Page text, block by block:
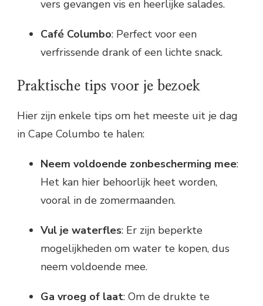
vers gevangen vis en heerlijke salades.
Café Columbo: Perfect voor een
verfrissende drank of een lichte snack.
Praktische tips voor je bezoek
Hier zijn enkele tips om het meeste uit je dag
in Cape Columbo te halen:
Neem voldoende zonbescherming mee:
Het kan hier behoorlijk heet worden,
vooral in de zomermaanden.
Vul je waterfles: Er zijn beperkte
mogelijkheden om water te kopen, dus
neem voldoende mee.
Ga vroeg of laat: Om de drukte te